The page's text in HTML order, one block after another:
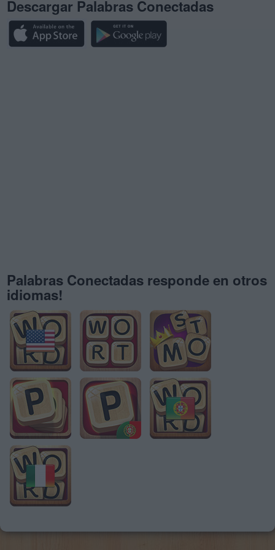
Descargar Palabras Conectadas
Palabras Conectadas responde en otros
idiomas!